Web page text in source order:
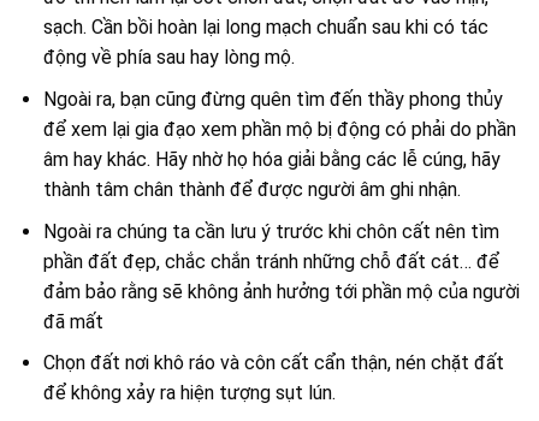
sạch. Cần bồi hoàn lại long mạch chuẩn sau khi có tác
động về phía sau hay lòng mộ.
Ngoài ra, bạn cũng đừng quên tìm đến thầy phong thủy
để xem lại gia đạo xem phần mộ bị động có phải do phần
âm hay khác. Hãy nhờ họ hóa giải bằng các lễ cúng, hãy
thành tâm chân thành để được người âm ghi nhận.
Ngoài ra chúng ta cần lưu ý trước khi chôn cất nên tìm
phần đất đẹp, chắc chắn tránh những chỗ đất cát… để
đảm bảo rằng sẽ không ảnh hưởng tới phần mộ của người
đã mất
Chọn đất nơi khô ráo và côn cất cẩn thận, nén chặt đất
để không xảy ra hiện tượng sụt lún.